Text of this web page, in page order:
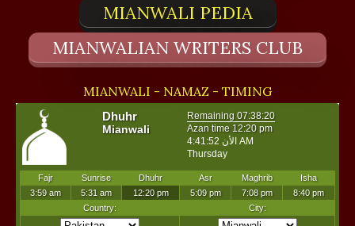
MIANWALI PEDIA
MIANWALIAN WRITERS CLUB
MIANWALI - NAMAZ - TIMING